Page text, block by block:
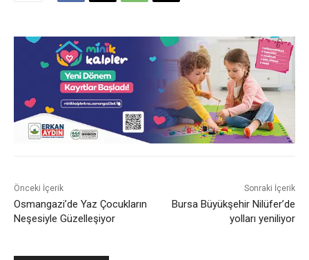
Önceki İçerik
Osmangazi’de Yaz Çocukların
Neşesiyle Güzelleşiyor
Sonraki İçerik
Bursa Büyükşehir Nilüfer’de
yolları yeniliyor